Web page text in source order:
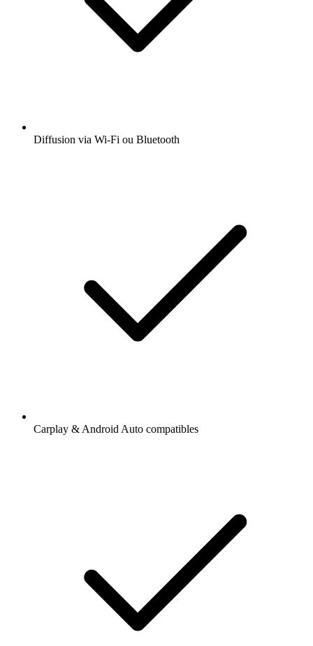
Diffusion via Wi-Fi ou Bluetooth
Carplay & Android Auto compatibles